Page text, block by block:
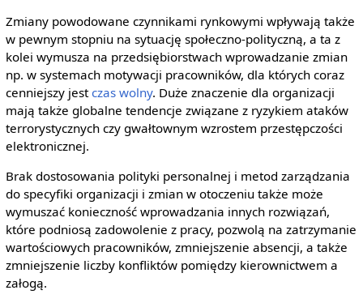
Zmiany powodowane czynnikami rynkowymi wpływają także
w pewnym stopniu na sytuację społeczno-polityczną, a ta z
kolei wymusza na przedsiębiorstwach wprowadzanie zmian
np. w systemach motywacji pracowników, dla których coraz
cenniejszy jestczas wolny. Duże znaczenie dla organizacji
mają także globalne tendencje związane z ryzykiem ataków
terrorystycznych czy gwałtownym wzrostem przestępczości
elektronicznej.
Brak dostosowania polityki personalnej i metod zarządzania
do specyfiki organizacji i zmian w otoczeniu także może
wymuszać konieczność wprowadzania innych rozwiązań,
które podniosą zadowolenie z pracy, pozwolą na zatrzymanie
wartościowych pracowników, zmniejszenie absencji, a także
zmniejszenie liczby konfliktów pomiędzy kierownictwem a
załogą.